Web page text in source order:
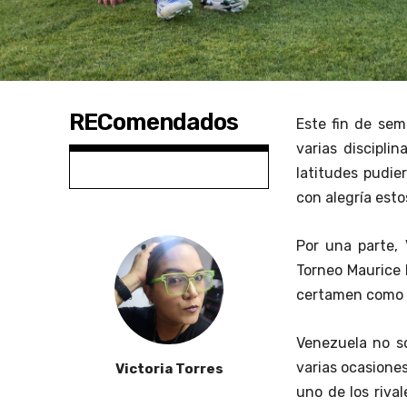
REComendados
Victoria Torres
Este fin de
varias
latitudes
con alegría
Por una parte,
Torneo
certamen como
Venezuela no
varias
uno de los